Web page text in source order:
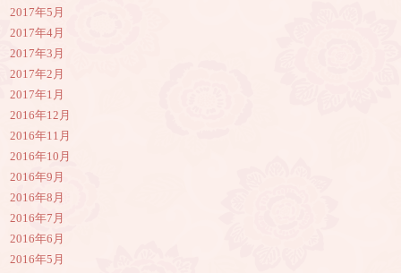
2017年5月
2017年4月
2017年3月
2017年2月
2017年1月
2016年12月
2016年11月
2016年10月
2016年9月
2016年8月
2016年7月
2016年6月
2016年5月